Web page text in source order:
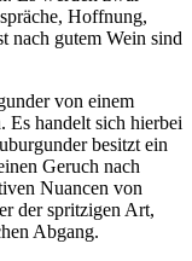
Hoffnung,
nach gutem Wein sind
von einem
Es handelt sich hierbei
besitzt ein
Geruch nach
Nuancen von
der spritzigen Art,
Abgang.